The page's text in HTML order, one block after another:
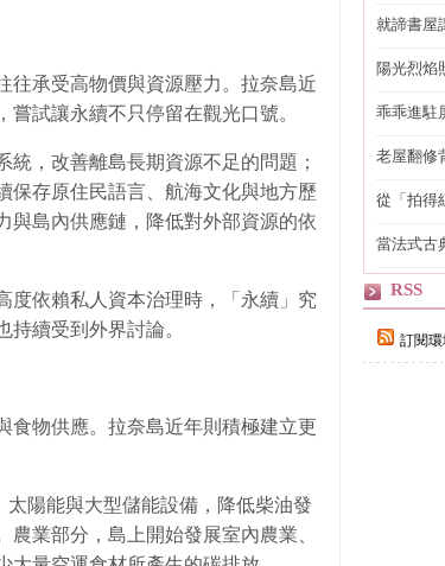
往承受高物價與資源壓力。拉奈島近
試讓永續不只停留在觀光口號。
，改善離島長期資源不足的問題；
保存原住民語言、航海文化與地方歷
與島內供應鏈，降低對外部資源的依
度依賴私人資本治理時，「永續」究
續受到外界討論。
食物供應。拉奈島近年則積極建立更
陽能與大型儲能設備，降低柴油發
業部分，島上開始發展室內農業、
就諦書屋
陽光烈焰
乖乖進駐
老屋翻修
從「拍得
當法式古
RSS
訂閱